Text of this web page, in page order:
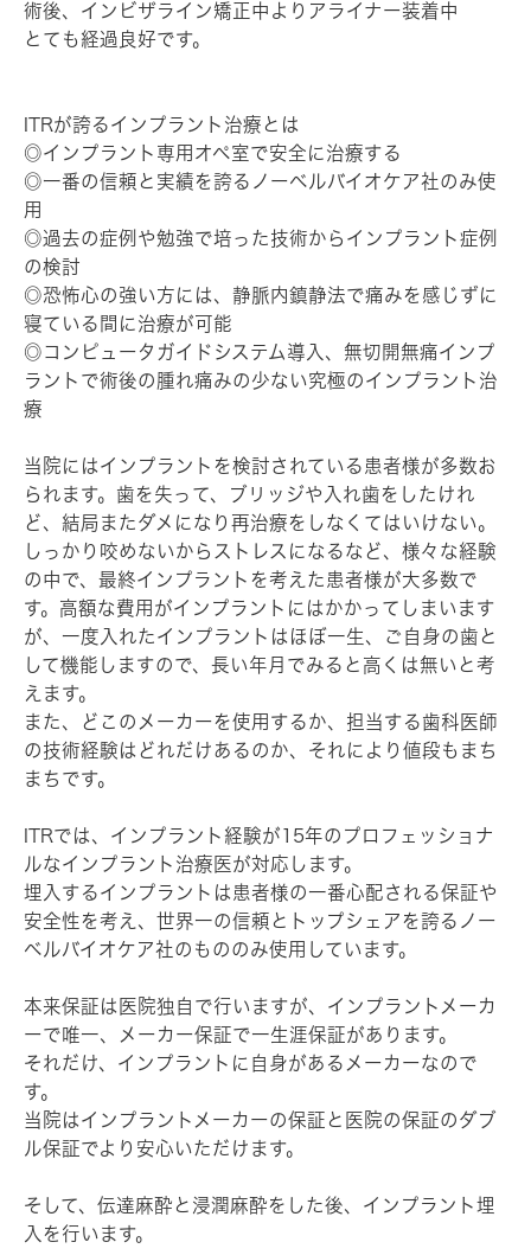
術後、インビザライン矯正中よりアライナー装着中
とても経過良好です。
ITRが誇るインプラント治療とは
◎インプラント専用オペ室で安全に治療する
◎一番の信頼と実績を誇るノーベルバイオケア社のみ使
用
◎過去の症例や勉強で培った技術からインプラント症例
の検討
◎恐怖心の強い方には、静脈内鎮静法で痛みを感じずに
寝ている間に治療が可能
◎コンピュータガイドシステム導入、無切開無痛インプ
ラントで術後の腫れ痛みの少ない究極のインプラント治
療
当院にはインプラントを検討されている患者様が多数お
られます。歯を失って、ブリッジや入れ歯をしたけれ
ど、結局またダメになり再治療をしなくてはいけない。
しっかり咬めないからストレスになるなど、様々な経験
の中で、最終インプラントを考えた患者様が大多数で
す。高額な費用がインプラントにはかかってしまいます
が、一度入れたインプラントはほぼ一生、ご自身の歯と
して機能しますので、長い年月でみると高くは無いと考
えます。
また、どこのメーカーを使用するか、担当する歯科医師
の技術経験はどれだけあるのか、それにより値段もまち
まちです。
ITRでは、インプラント経験が15年のプロフェッショナ
ルなインプラント治療医が対応します。
埋入するインプラントは患者様の一番心配される保証や
安全性を考え、世界一の信頼とトップシェアを誇るノー
ベルバイオケア社のもののみ使用しています。
本来保証は医院独自で行いますが、インプラントメーカ
ーで唯一、メーカー保証で一生涯保証があります。
それだけ、インプラントに自身があるメーカーなので
す。
当院はインプラントメーカーの保証と医院の保証のダブ
ル保証でより安心いただけます。
そして、伝達麻酔と浸潤麻酔をした後、インプラント埋
入を行います。